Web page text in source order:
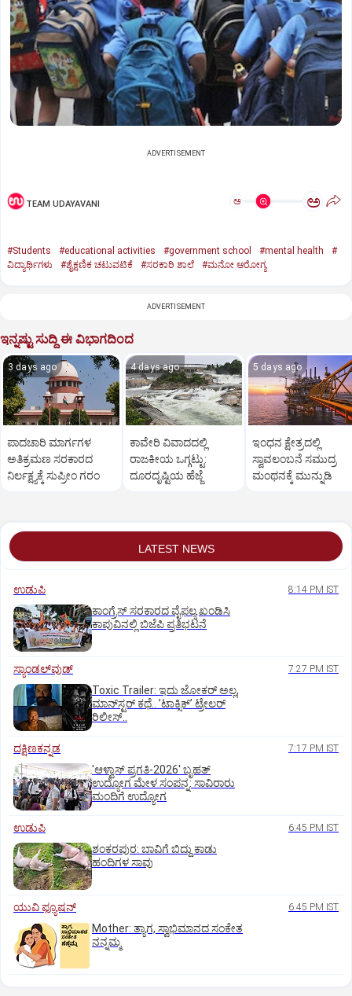
ADVERTISEMENT
TEAM UDAYAVANI ಅ ಅ
#Students #educational activities #government school #mental health
#
ವಿದ್ಯಾರ್ಥಿಗಳು
#ಶೈಕ್ಷಣಿಕ ಚಟುವಟಿಕೆ #ಸರಕಾರಿ ಶಾಲೆ #ಮನೋ ಆರೋಗ್ಯ
ADVERTISEMENT
ಇನ್ನಷ್ಟು ಸುದ್ದಿ ಈ ವಿಭಾಗದಿಂದ
3 days ago
ಪಾದಚಾರಿ ಮಾರ್ಗಗಳ
ಅತಿಕ್ರಮಣ ಸರಕಾರದ
ನಿರ್ಲಕ್ಷ್ಯಕ್ಕೆ ಸುಪ್ರೀಂ ಗರಂ
4 days ago
ಕಾವೇರಿ ವಿವಾದದಲ್ಲಿ
ರಾಜಕೀಯ ಒಗ್ಗಟ್ಟು:
ದೂರದೃಷ್ಟಿಯ ಹೆಜ್ಜೆ
5 days ago
ಇಂಧನ ಕ್ಷೇತ್ರದಲ್ಲಿ
ಸ್ವಾವಲಂಬನೆ ಸಮುದ್ರ
ಮಂಥನಕ್ಕೆ ಮುನ್ನುಡಿ
LATEST NEWS
ಉಡುಪಿ 8:14 PM IST
ಕಾಂಗ್ರೆಸ್ ಸರಕಾರದ ವೈಫಲ್ಯ ಖಂಡಿಸಿ
ಕಾಪುವಿನಲ್ಲಿ ಬಿಜೆಪಿ ಪ್ರತಿಭಟನೆ
ಸ್ಯಾಂಡಲ್‌ವುಡ್‌ 7:27 PM IST
Toxic Trailer: ಇದು ಜೋಕರ್‌ ಅಲ್ಲ,
ಮಾನ್‌ಸ್ಟರ್‌ ಕಥೆ.. ʼಟಾಕ್ಸಿಕ್‌ʼ ಟ್ರೇಲರ್‌
ರಿಲೀಸ್..
ದಕ್ಷಿಣಕನ್ನಡ 7:17 PM IST
'ಆಳ್ವಾಸ್‌ ಪ್ರಗತಿ-2026' ಬೃಹತ್
ಉದ್ಯೋಗ ಮೇಳ ಸಂಪನ್ನ: ಸಾವಿರಾರು
ಮಂದಿಗೆ ಉದ್ಯೋಗ
ಉಡುಪಿ 6:45 PM IST
ಶಂಕರಪುರ: ಬಾವಿಗೆ ಬಿದ್ದು ಕಾಡು
ಹಂದಿಗಳ ಸಾವು
ಯುವಿ ಫ್ಯೂಷನ್ 6:45 PM IST
Mother: ತ್ಯಾಗ, ಸ್ವಾಭಿಮಾನದ ಸಂಕೇತ
ನನ್ನಮ್ಮ